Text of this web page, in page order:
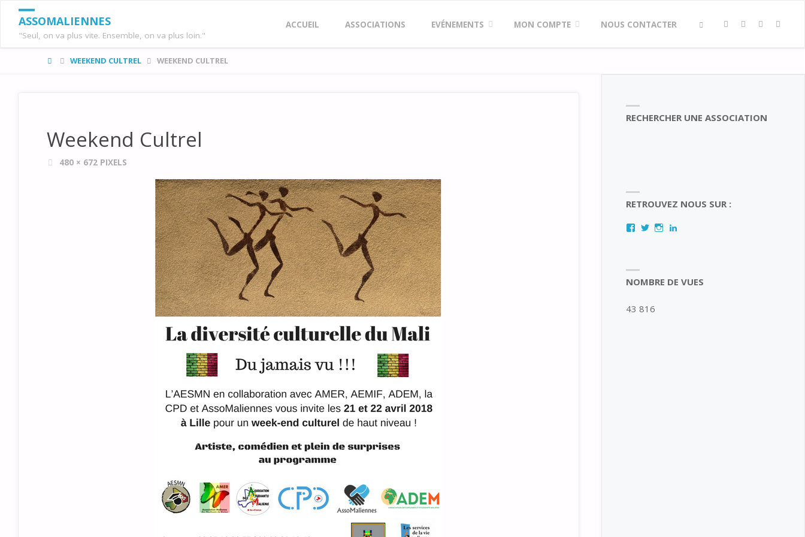
ASSOMALIENNES
"Seul, on va plus vite. Ensemble, on va plus loin."
to
ACCUEIL ASSOCIATIONS EVÉNEMENTS MON COMPTE NOUS CONTACTER
SEARCH
HOMEWEEKEND CULTREL WEEKEND CULTREL
Weekend Cultrel
FULL480 × 672 PIXELS
RECHERCHER UNE ASSOCIATION
RETROUVEZ NOUS SUR :
Facebook
TwitterInstagram
NOMBRE DE VUES
43 816